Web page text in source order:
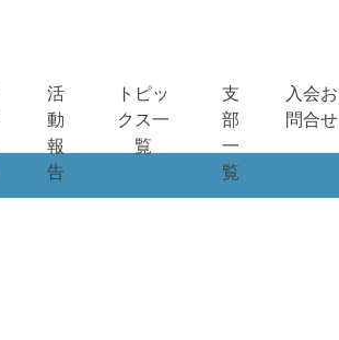
活
動
報
告
トピッ
クス一
覧
支
部
一
覧
入会お
問合せ